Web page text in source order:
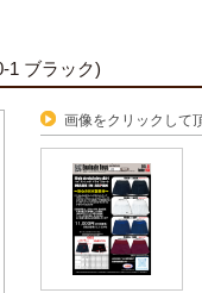
1 ブラック)
画像をクリックして